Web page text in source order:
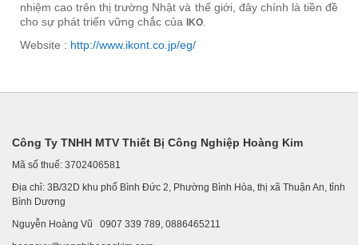
nhiệm cao trên thị trường Nhật và thế giới, đây chính là tiền đề
cho sự phát triển vững chắc của
IKO
Website : http://www.ikont.co.jp/eg/
Công Ty TNHH MTV Thiết Bị Công Nghiệp Hoàng Kim
Mã số thuế: 3702406581
Địa chỉ: 3B/32D khu phố Bình Đức 2, Phường Bình Hòa, thị xã Thuận An, tỉnh
Bình Dương
Nguyễn Hoàng Vũ 0907 339 789, 0886465211